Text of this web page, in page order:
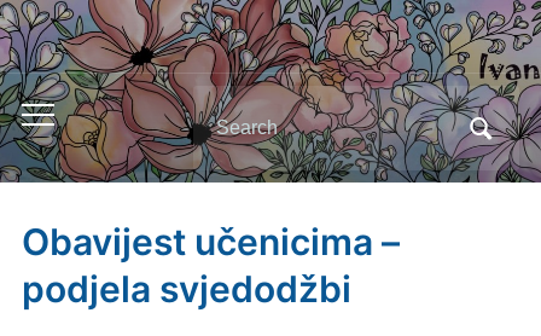
Toggle
mobile
menu
Search
for:
Obavijest učenicima –
podjela svjedodžbi